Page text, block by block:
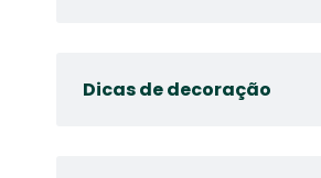
Dicas de decoração